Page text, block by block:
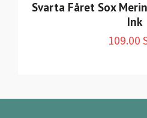
Svarta Fåret Sox
Ink
109.00